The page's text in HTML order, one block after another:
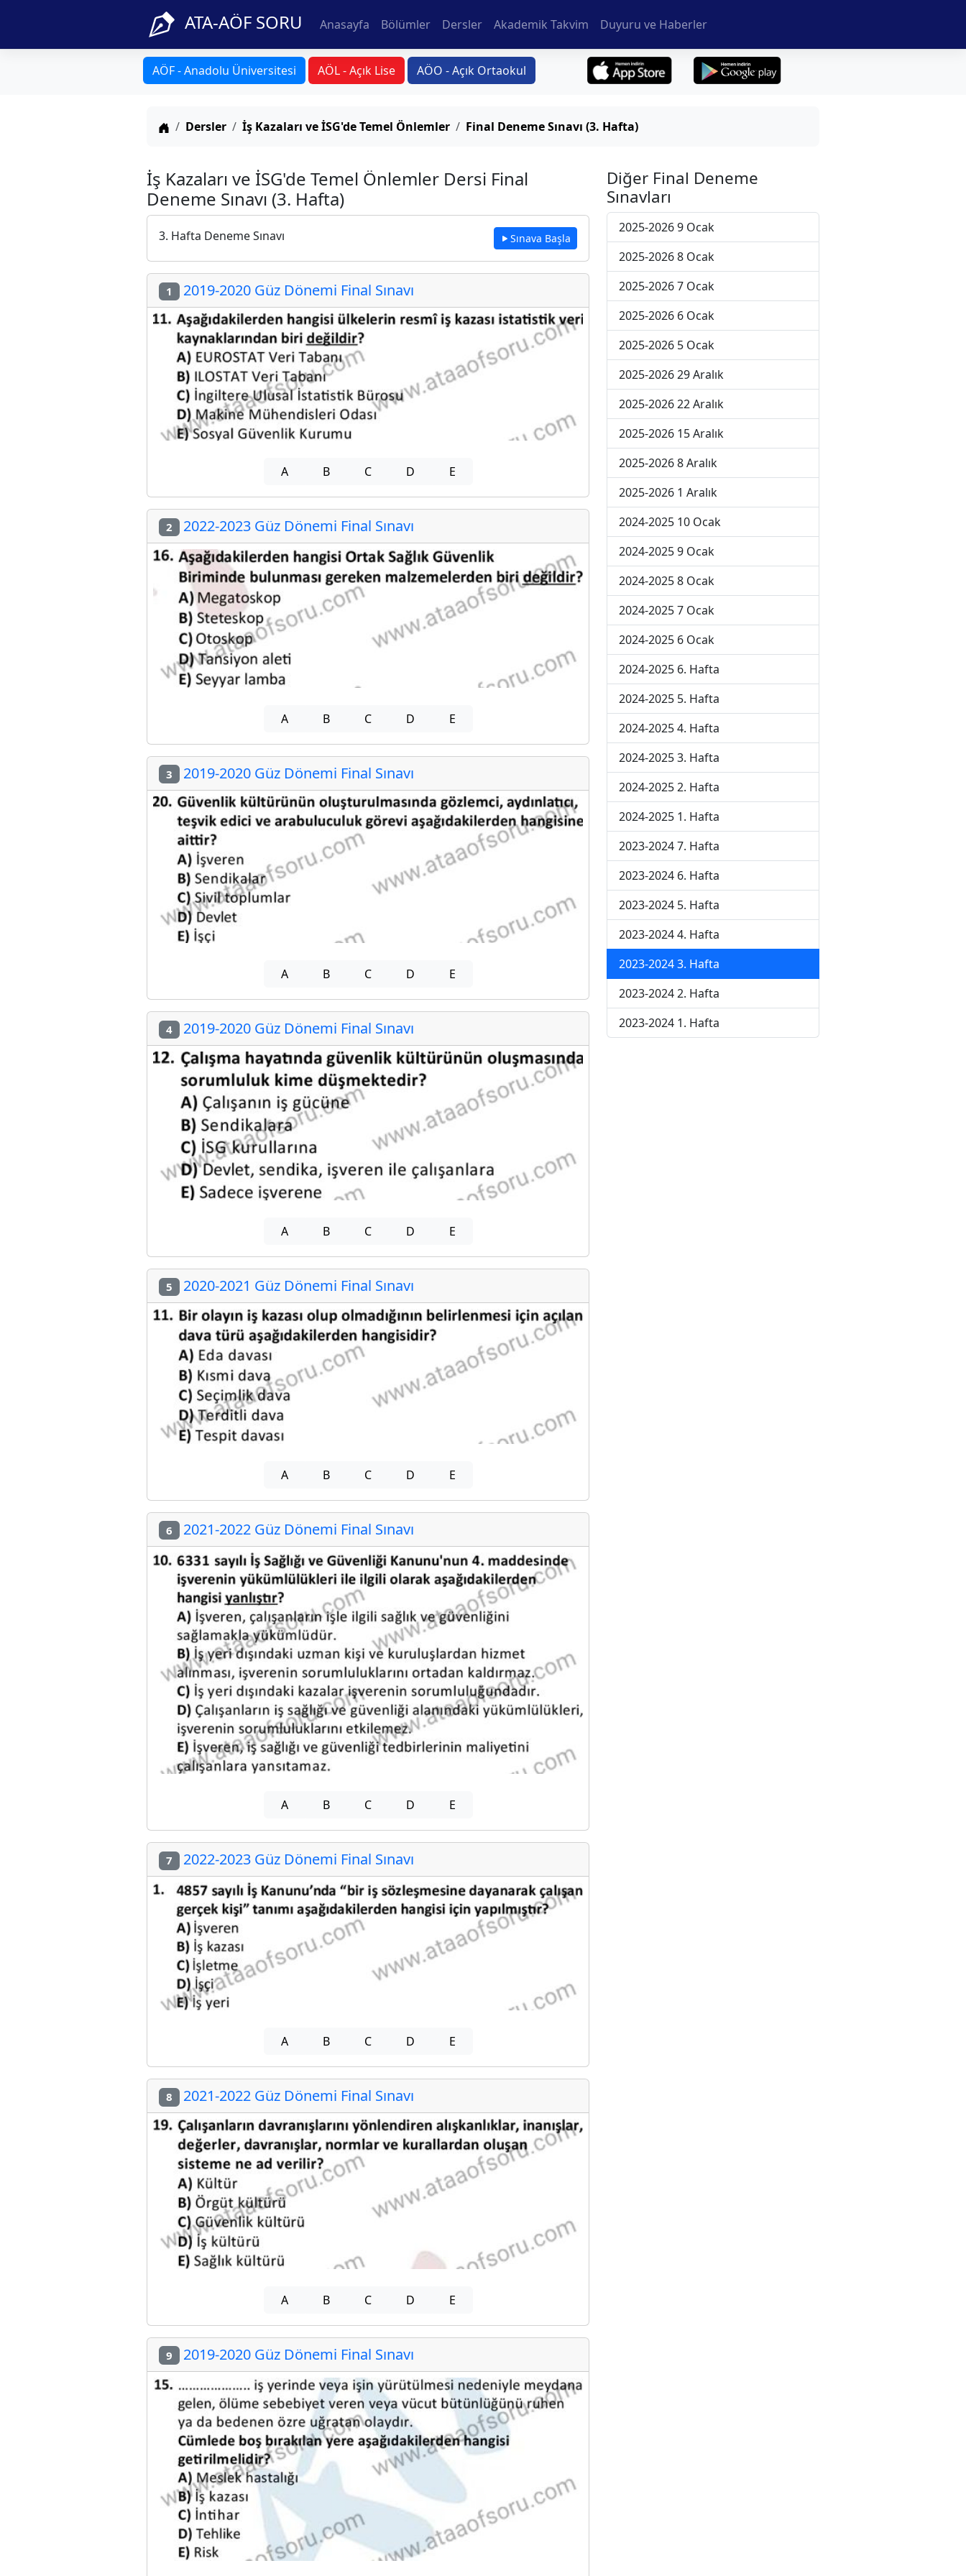
ATA-AÖF SORU Anasayfa Bölümler Dersler Akademik Takvim Duyuru ve Haberler
AÖF - Anadolu Üniversitesi AÖL - Açık Lise AÖO - Açık Ortaokul
Anasayfa
Dersler İş Kazaları ve İSG'de Temel Önlemler Final Deneme Sınavı (3. Hafta)
İş Kazaları ve İSG'de Temel Önlemler Dersi Final
Deneme Sınavı (3. Hafta)
3. Hafta Deneme Sınavı Sınava Başla
1 2019-2020 Güz Dönemi Final Sınavı
A B C D E
2 2022-2023 Güz Dönemi Final Sınavı
A B C D E
3 2019-2020 Güz Dönemi Final Sınavı
A B C D E
4 2019-2020 Güz Dönemi Final Sınavı
A B C D E
5 2020-2021 Güz Dönemi Final Sınavı
A B C D E
6 2021-2022 Güz Dönemi Final Sınavı
A B C D E
7 2022-2023 Güz Dönemi Final Sınavı
A B C D E
8 2021-2022 Güz Dönemi Final Sınavı
A B C D E
9 2019-2020 Güz Dönemi Final Sınavı
Diğer Final Deneme
Sınavları
2025-2026 9 Ocak
2025-2026 8 Ocak
2025-2026 7 Ocak
2025-2026 6 Ocak
2025-2026 5 Ocak
2025-2026 29 Aralık
2025-2026 22 Aralık
2025-2026 15 Aralık
2025-2026 8 Aralık
2025-2026 1 Aralık
2024-2025 10 Ocak
2024-2025 9 Ocak
2024-2025 8 Ocak
2024-2025 7 Ocak
2024-2025 6 Ocak
2024-2025 6. Hafta
2024-2025 5. Hafta
2024-2025 4. Hafta
2024-2025 3. Hafta
2024-2025 2. Hafta
2024-2025 1. Hafta
2023-2024 7. Hafta
2023-2024 6. Hafta
2023-2024 5. Hafta
2023-2024 4. Hafta
2023-2024 3. Hafta
2023-2024 2. Hafta
2023-2024 1. Hafta